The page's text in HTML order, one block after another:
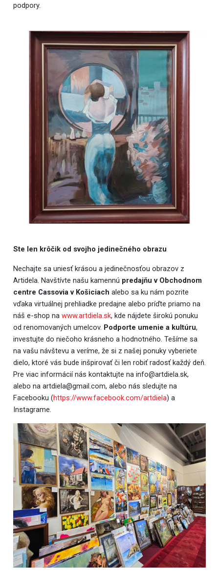
podpory.
Ste len krôčik od svojho jedinečného obrazu
Nechajte sa uniesť krásou a jedinečnosťou obrazov z
Artidela. Navštívte našu kamennú predajňu v Obchodnom
centre Cassovia v Košiciach alebo sa ku nám pozrite
vďaka virtuálnej prehliadke predajne alebo príďte priamo na
náš e-shop na www.artdiela.sk, kde nájdete širokú ponuku
od renomovaných umelcov. Podporte umenie a kultúru,
investujte do niečoho krásneho a hodnotného. Tešíme sa
na vašu návštevu a veríme, že si z našej ponuky vyberiete
dielo, ktoré vás bude inšpirovať či len robiť radosť každý deň.
Pre viac informácií nás kontaktujte na info@artdiela.sk,
alebo na artdiela@gmail.com, alebo nás sledujte na
Facebooku (https://www.facebook.com/artdiela) a
Instagrame.